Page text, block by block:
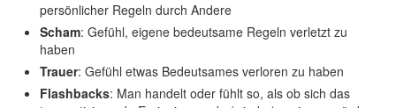
persönlicher Regeln durch Andere
Scham: Gefühl, eigene bedeutsame Regeln verletzt zu
haben
Trauer: Gefühl etwas Bedeutsames verloren zu haben
Flashbacks: Man handelt oder fühlt so, als ob sich das